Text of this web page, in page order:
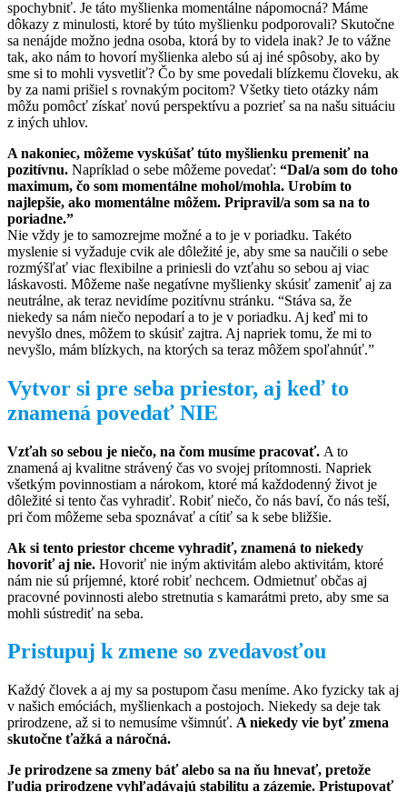
spochybniť. Je táto myšlienka momentálne nápomocná? Máme
dôkazy z minulosti, ktoré by túto myšlienku podporovali? Skutočne
sa nenájde možno jedna osoba, ktorá by to videla inak? Je to vážne
tak, ako nám to hovorí myšlienka alebo sú aj iné spôsoby, ako by
sme si to mohli vysvetliť? Čo by sme povedali blízkemu človeku, ak
by za nami prišiel s rovnakým pocitom? Všetky tieto otázky nám
môžu pomôcť získať novú perspektívu a pozrieť sa na našu situáciu
z iných uhlov.
A nakoniec, môžeme vyskúšať túto myšlienku premeniť na
pozitívnu. Napríklad o sebe môžeme povedať: “Dal/a som do toho
maximum, čo som momentálne mohol/mohla. Urobím to
najlepšie, ako momentálne môžem. Pripravil/a som sa na to
poriadne.”
Nie vždy je to samozrejme možné a to je v poriadku. Takéto
myslenie si vyžaduje cvik ale dôležité je, aby sme sa naučili o sebe
rozmýšľať viac flexibilne a priniesli do vzťahu so sebou aj viac
láskavosti. Môžeme naše negatívne myšlienky skúsiť zameniť aj za
neutrálne, ak teraz nevidíme pozitívnu stránku. “Stáva sa, že
niekedy sa nám niečo nepodarí a to je v poriadku. Aj keď mi to
nevyšlo dnes, môžem to skúsiť zajtra. Aj napriek tomu, že mi to
nevyšlo, mám blízkych, na ktorých sa teraz môžem spoľahnúť.”
Vytvor si pre seba priestor, aj keď to
znamená povedať NIE
Vzťah so sebou je niečo, na čom musíme pracovať. A to
znamená aj kvalitne strávený čas vo svojej prítomnosti. Napriek
všetkým povinnostiam a nárokom, ktoré má každodenný život je
dôležité si tento čas vyhradiť. Robiť niečo, čo nás baví, čo nás teší,
pri čom môžeme seba spoznávať a cítiť sa k sebe bližšie.
Ak si tento priestor chceme vyhradiť, znamená to niekedy
hovoriť aj nie. Hovoriť nie iným aktivitám alebo aktivitám, ktoré
nám nie sú príjemné, ktoré robiť nechcem. Odmietnuť občas aj
pracovné povinnosti alebo stretnutia s kamarátmi preto, aby sme sa
mohli sústrediť na seba.
Pristupuj k zmene so zvedavosťou
Každý človek a aj my sa postupom času meníme. Ako fyzicky tak aj
v našich emóciách, myšlienkach a postojoch. Niekedy sa deje tak
prirodzene, až si to nemusíme všimnúť. A niekedy vie byť zmena
skutočne ťažká a náročná.
Je prirodzene sa zmeny báť alebo sa na ňu hnevať, pretože
ľudia prirodzene vyhľadávajú stabilitu a zázemie. Pristupovať